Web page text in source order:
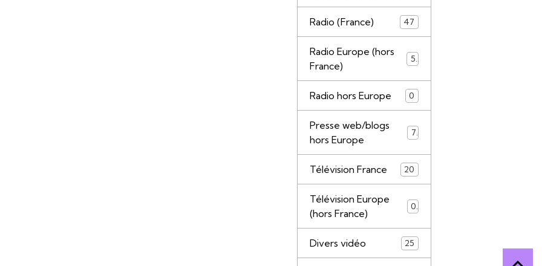
Radio (France) 47
Radio Europe (hors
France)
5
Radio hors Europe 0
Presse web/blogs
hors Europe
7
Télévision France 20
Télévision Europe
(hors France)
0
Divers vidéo 25